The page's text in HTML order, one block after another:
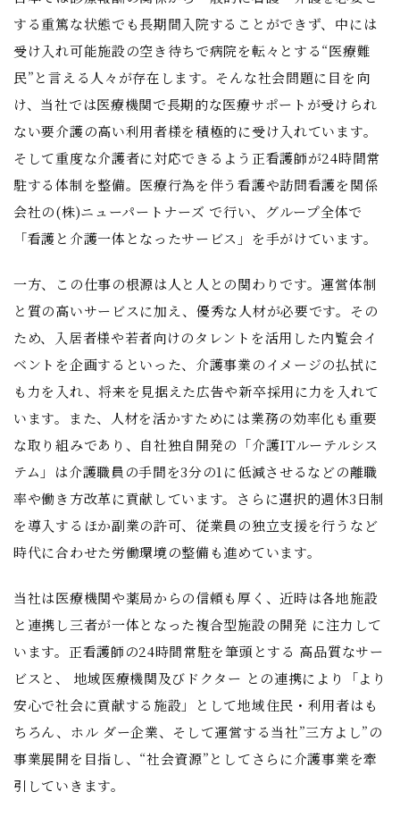
する重篤な状態でも長期間入院することができず、中には
受け入れ可能施設の空き待ちで病院を転々とする“医療難
民”と言える人々が存在します。そんな社会問題に目を向
け、当社では医療機関で長期的な医療サポートが受けられ
ない要介護の高い利用者様を積極的に受け入れています。
そして重度な介護者に対応できるよう正看護師が24時間常
駐する体制を整備。医療行為を伴う看護や訪問看護を関係
会社の(株)ニューパートナーズ で行い、グループ全体で
「看護と介護一体となったサービス」を手がけています。
一方、この仕事の根源は人と人との関わりです。運営体制
と質の高いサービスに加え、優秀な人材が必要です。その
ため、入居者様や若者向けのタレントを活用した内覧会イ
ベントを企画するといった、介護事業のイメージの払拭に
も力を入れ、将来を見据えた広告や新卒採用に力を入れて
います。また、人材を活かすためには業務の効率化も重要
な取り組みであり、自社独自開発の「介護ITルーテルシス
テム」は介護職員の手間を3分の1に低減させるなどの離職
率や働き方改革に貢献しています。さらに選択的週休3日制
を導入するほか副業の許可、従業員の独立支援を行うなど
時代に合わせた労働環境の整備も進めています。
当社は医療機関や薬局からの信頼も厚く、近時は各地施設
と連携し三者が一体となった複合型施設の開発 に注力して
います。正看護師の24時間常駐を筆頭とする 高品質なサー
ビスと、 地域医療機関及びドクター との連携により「より
安心で社会に貢献する施設」として地域住民・利用者はも
ちろん、ホル ダー企業、そして運営する当社”三方よし”の
事業展開を目指し、“社会資源”としてさらに介護事業を牽
引していきます。